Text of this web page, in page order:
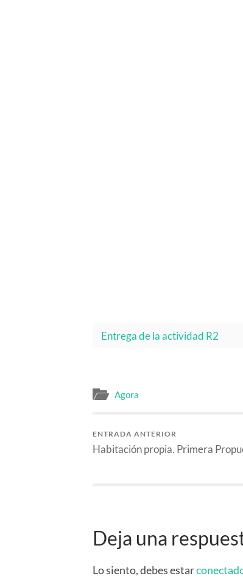
Entrega de la actividad R2
Agora
ENTRADA ANTERIOR
Habitación propia. Primera
Deja una
Lo siento, debes estar